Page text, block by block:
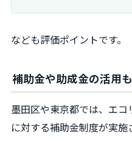
なども評価ポイントです。
補助金や助成金の活用
墨田区や東京都では、エ
に対する補助金制度が実